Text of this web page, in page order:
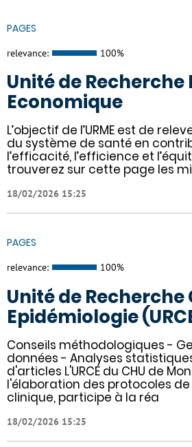
PAGES
relevance: 100%
Unité de
Economique
L’objectif de l’URME est de
du système de santé en
l’efficacité, l’efficience et
trouverez sur cette page les
18/02/2026 15:25
PAGES
relevance: 100%
Unité de Recherche
Epidémiologie
Conseils méthodologiques -
données - Analyses
d'articles L'URCE du CHU de
l'élaboration des protocoles
clinique, participe à la réa
18/02/2026 15:25